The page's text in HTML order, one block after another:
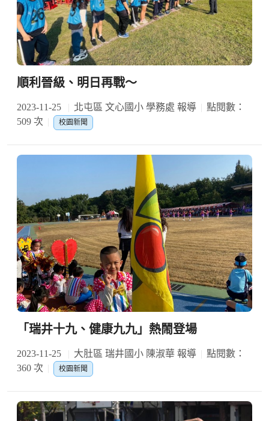
順利晉級、明日再戰～
2023-11-25 北屯區 文心國小 學務處 報導
點閱數：
509 次
校園新聞
「瑞井十九、健康九九」熱鬧登場
2023-11-25 大肚區 瑞井國小 陳淑華 報導
點閱數：
360 次
校園新聞